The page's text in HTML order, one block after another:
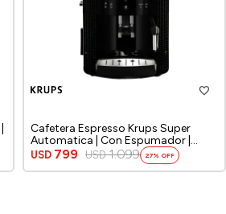
Cafetera Espresso Krups Super
Automatica | Con Espumador |
Color negro.
USD 799 USD 1.099 27